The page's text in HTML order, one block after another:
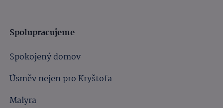
Spolupracujeme
Spokojený domov
Úsměv nejen pro Kryštofa
Malyra